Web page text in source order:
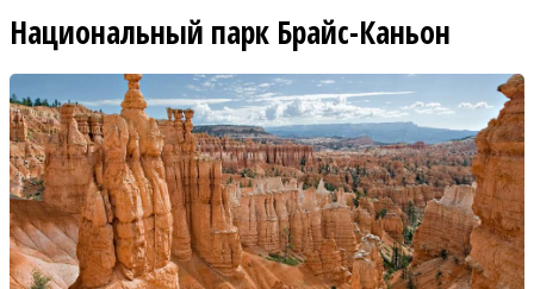
Национальный парк Брайс-Каньон